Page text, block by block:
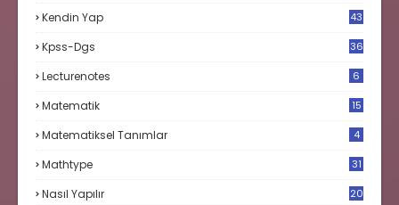
Kendin Yap 43
Kpss-Dgs 36
Lecturenotes 6
Matematik
15
Matematiksel Tanımlar 4
Mathtype 31
Nasıl Yapılır 20